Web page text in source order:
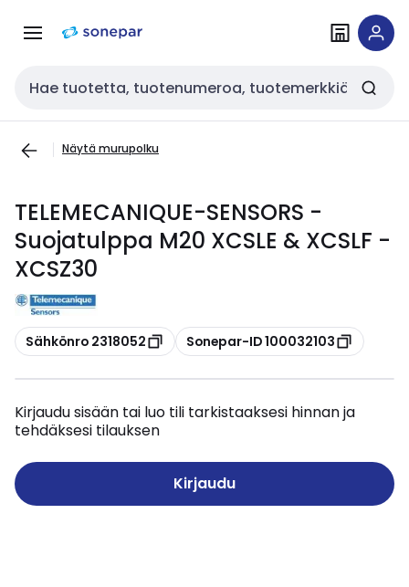
navigointiinsisältöön
Haku
Näytä murupolku
TELEMECANIQUE-SENSORS -
Suojatulppa M20 XCSLE & XCSLF -
XCSZ30
Kopioi
Sähkönro 2318052 Kopioi
Sonepar-ID 100032103
Kirjaudu sisään tai luo tili tarkistaaksesi hinnan ja
tehdäksesi tilauksen
Kirjaudu